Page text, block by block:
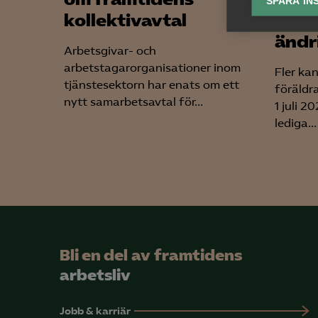

kollektivavtal
Arbetsgivar- och
arbetstagarorganisationer inom
tjänstesektorn har enats om ett
nytt samarbetsavtal för...
Fler
1 juli
lediga...
Bli en del av framtidens
arbetsliv
Jobb & karriär